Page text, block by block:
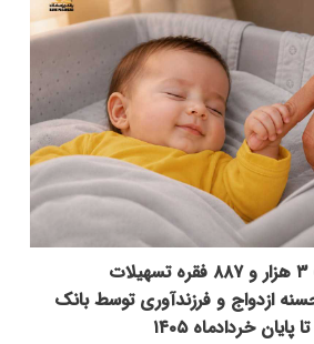
پرداخت ۳ هزار و ۸۸۷ فقره تسهیلات
ازدواج و فرزندآوری توسط بانک
پایان خردادماه ۱۴۰۵